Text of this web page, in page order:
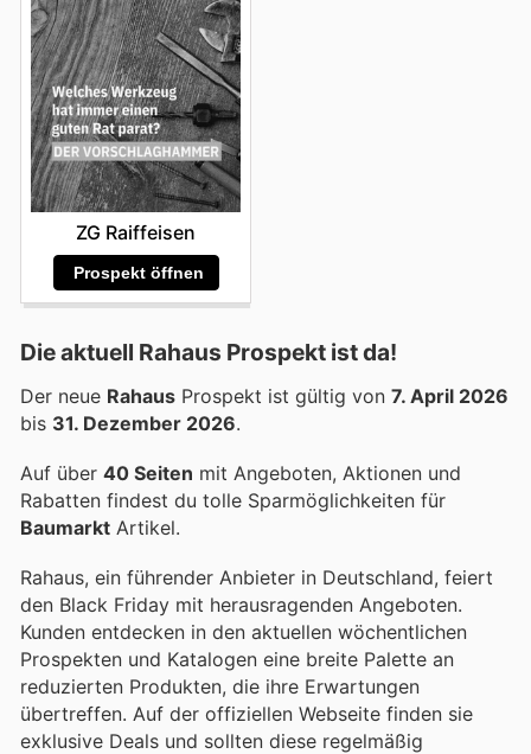
ZG Raiffeisen
Prospekt öffnen
Die aktuell Rahaus Prospekt ist da!
Der neue Rahaus Prospekt ist gültig von 7. April 2026
bis 31. Dezember 2026.
Auf über 40 Seiten mit Angeboten, Aktionen und
Rabatten findest du tolle Sparmöglichkeiten für
Baumarkt Artikel.
Rahaus, ein führender Anbieter in Deutschland, feiert
den Black Friday mit herausragenden Angeboten.
Kunden entdecken in den aktuellen wöchentlichen
Prospekten und Katalogen eine breite Palette an
reduzierten Produkten, die ihre Erwartungen
übertreffen. Auf der offiziellen Webseite finden sie
exklusive Deals und sollten diese regelmäßig